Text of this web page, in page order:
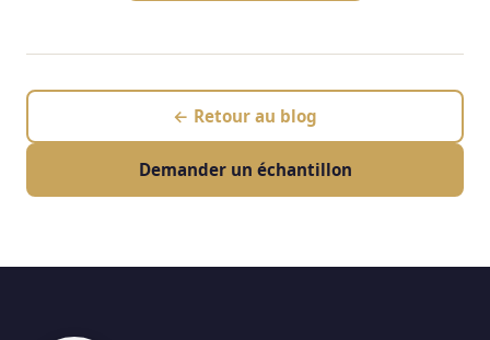
← Retour au blog
Demander un échantillon